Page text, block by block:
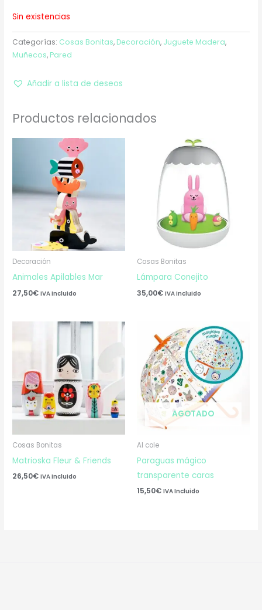
Sin existencias
Categorías: Cosas Bonitas, Decoración, Juguete Madera,
Muñecos, Pared
Añadir a lista de deseos
Productos relacionados
Decoración
Animales Apilables Mar
27,50€ IVA Incluido
Cosas Bonitas
Lámpara Conejito
35,00€ IVA Incluido
Cosas Bonitas
Matrioska Fleur & Friends
26,50€ IVA Incluido
AGOTADO
Al cole
Paraguas mágico
transparente caras
15,50€ IVA Incluido